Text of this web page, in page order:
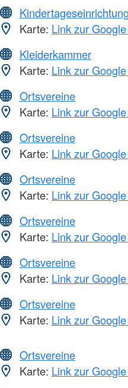
Kindertageseinrichtung
Karte: Link zur
Kleiderkammer
Karte: Link zur
Ortsvereine
Karte: Link zur
Ortsvereine
Karte: Link zur
Ortsvereine
Karte: Link zur
Ortsvereine
Karte: Link zur
Ortsvereine
Karte: Link zur
Ortsvereine
Karte: Link zur
Ortsvereine
Karte: Link zur